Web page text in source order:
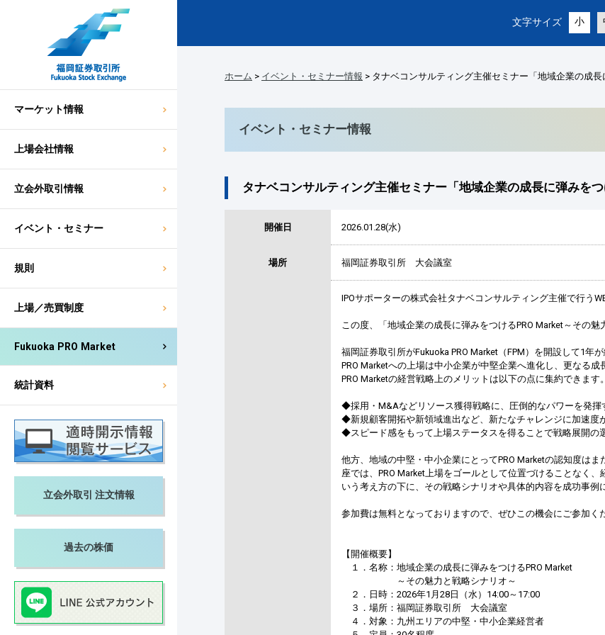
マーケット情報
上場会社情報
立会外取引情報
イベント・セミナー
規則
上場／売買制度
Fukuoka PRO Market
統計資料
立会外取引 注文情報
過去の株価
文字サイズ 小
ホーム > イベント・セミナー情報 > タナベコンサルティング主催セミナー「地域企業の成
イベント・セミナー情報
タナベコンサルティング主催セミナー「地域企業の成長に弾みを
開催日 2026.01.28(水)
場所 福岡証券取引所 大会議室
IPOサポーターの株式会社タナベコンサルティング主催で行う
この度、「地域企業の成長に弾みをつけるPRO Market～その魅
福岡証券取引所がFukuoka PRO Market（FPM）を開設して1年が
PRO Marketへの上場は中小企業が中堅企業へ進化し、更なる
PRO Marketの経営戦略上のメリットは以下の点に集約できます。
◆採用・M&Aなどリソース獲得戦略に、圧倒的なパワーを発揮
◆新規顧客開拓や新領域進出など、新たなチャレンジに加速度
◆スピード感をもって上場ステータスを得ることで戦略展開の
他方、地域の中堅・中小企業にとってPRO Marketの認知度は
座では、PRO Market上場をゴールとして位置づけることなく
いう考え方の下に、その戦略シナリオや具体的内容を成功事例
参加費は無料となっておりますので、ぜひこの機会にご参加く
【開催概要】
１．名称：地域企業の成長に弾みをつけるPRO Market
～その魅力と戦略シナリオ～
２．日時：2026年1月28日（水）14:00～17:00
３．場所：福岡証券取引所 大会議室
４．対象：九州エリアの中堅・中小企業経営者